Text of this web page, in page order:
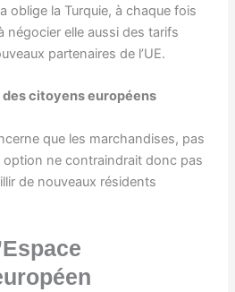
oblige la Turquie, à chaque fois
négocier elle aussi des tarifs
partenaires de l’UE.
citoyens européens
que les marchandises, pas
option ne contraindrait donc pas
de nouveaux résidents